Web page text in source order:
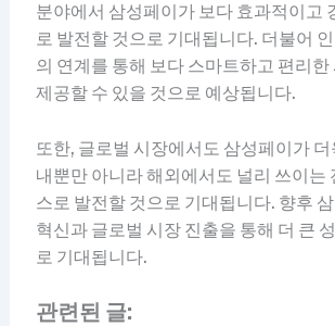
분야에서 삼성페이가 보다 효과적이고
로 발전할 것으로 기대됩니다. 더불어
의 연계를 통해 보다 스마트하고 편리한
제공할 수 있을 것으로 예상됩니다.
또한, 글로벌 시장에서도 삼성페이가
내뿐만 아니라 해외에서도 널리 쓰이는
스로 발전할 것으로 기대됩니다. 향후
혁신과 글로벌 시장 진출을 통해 더 큰
로 기대됩니다.
관련된 글: